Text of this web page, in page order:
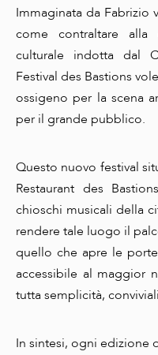
Immaginata da Fabrizio
come contraltare alla
culturale indotta dal
Festival des Bastions
ossigeno per la scena
per il grande pubblico.
Questo nuovo festival
Restaurant des
chioschi musicali della
rendere tale luogo il
quello che apre le
accessibile al maggior
tutta semplicità,
In sintesi, ogni edizione